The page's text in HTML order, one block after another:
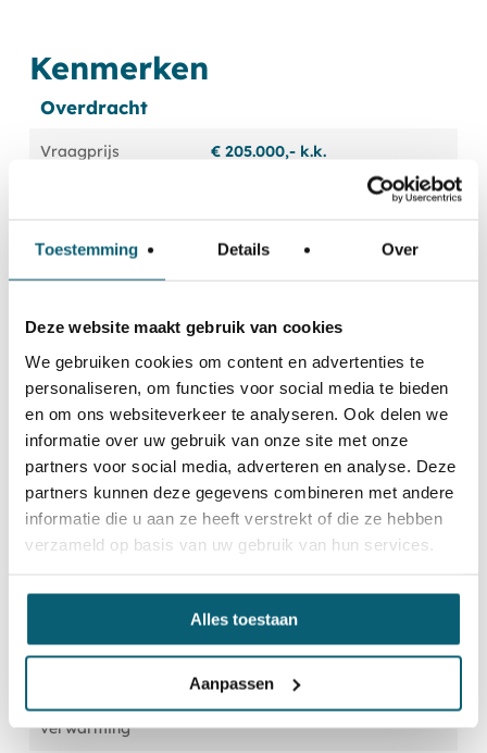
Toestemming Details Over
Deze website maakt gebruik van cookies
We gebruiken cookies om content en advertenties te
personaliseren, om functies voor social media te bieden
en om ons websiteverkeer te analyseren. Ook delen we
informatie over uw gebruik van onze site met onze
partners voor social media, adverteren en analyse. Deze
partners kunnen deze gegevens combineren met andere
informatie die u aan ze heeft verstrekt of die ze hebben
verzameld op basis van uw gebruik van hun services.
Alles toestaan
Aanpassen
Kenmerken
Overdracht
Vraagprijs € 205.000,- k.k.
Status Verkocht
Oppervlakte en inhoud
Woonoppervlakte 80 m 2
Inhoud 350 m
Energie
Energieklasse C
Dubbelglas
Soorten
verwarming
CV ketel